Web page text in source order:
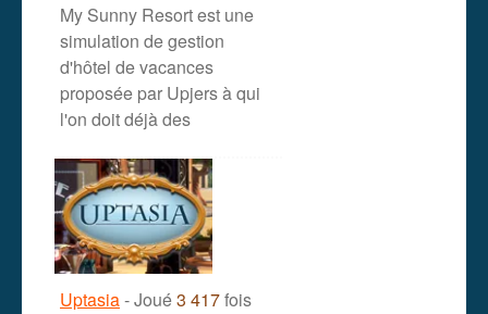
My Sunny Resort est une
simulation de gestion
d'hôtel de vacances
proposée par Upjers à qui
l'on doit déjà des
Uptasia- Joué3 417fois